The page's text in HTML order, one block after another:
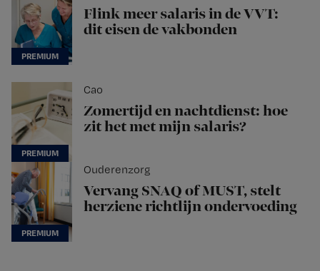
Flink meer salaris in de VVT:
dit eisen de vakbonden
Cao
Zomertijd en nachtdienst: hoe
zit het met mijn salaris?
Ouderenzorg
Vervang SNAQ of MUST, stelt
herziene richtlijn ondervoeding